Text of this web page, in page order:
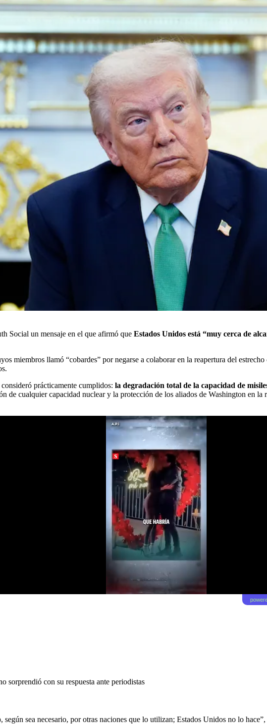
Social un mensaje en el que afirmó que Estados Unidos está “muy cerca de
miembros llamó “cobardes” por negarse a colaborar en la reapertura del
prácticamente cumplidos: la degradación total de la capacidad de
de cualquier capacidad nuclear y la protección de los aliados de Washington en la
sorprendió con su respuesta ante periodistas
sea necesario, por otras naciones que lo utilizan; Estados Unidos no lo